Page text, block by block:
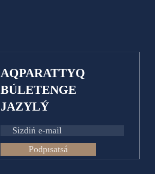
AQPARATTYQ
BÚLETENGE
JAZYLÝ
Podpısatsá